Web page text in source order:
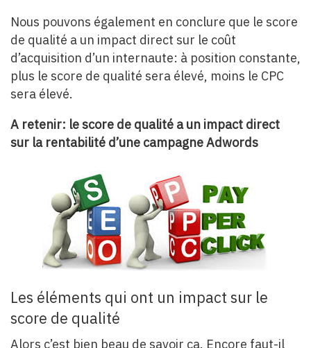
Nous pouvons également en conclure que le score
de qualité a un impact direct sur le coût
d’acquisition d’un internaute: à position constante,
plus le score de qualité sera élevé, moins le CPC
sera élevé.
A retenir: le score de qualité a un impact direct
sur la rentabilité d’une campagne Adwords
Les éléments qui ont un impact sur le
score de qualité
Alors c’est bien beau de savoir ca. Encore faut-il